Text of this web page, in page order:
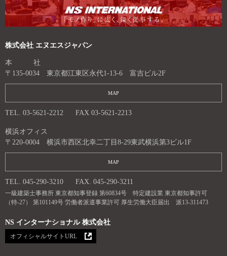
株式会社 エヌエスジャパン
本 社
〒135-0034 東京都江東区永代1-13-6 富吉ビル2F
MAP
TEL. 03-5621-2212 FAX 03-5621-2213
横浜オフィス
〒220-0004 横浜市西区北幸二丁目8-29東武横浜第3ビル1F
MAP
TEL. 045-290-3210 FAX. 045-290-3211
一級建築士事務所 東京都知事登録 第60834号 特定建設業 東京都知事許可
（特-27） 第101149号 労働者派遣事業許可 厚生労働大臣届出 派13-311473
NS インターナショナル 株式会社
オフィシャルサイトURL